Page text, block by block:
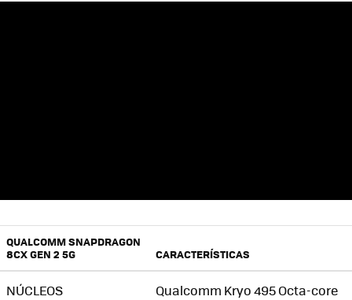
QUALCOMM SNAPDRAGON
8CX GEN 2 5G
CARACTERÍSTICAS
NÚCLEOS Qualcomm Kryo 495 Octa-core